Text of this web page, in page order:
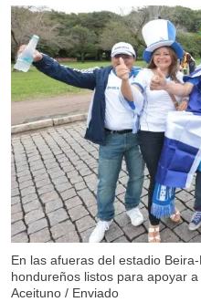
En las afueras del estadio
hondureños listos para apoyar
Aceituno / Enviado